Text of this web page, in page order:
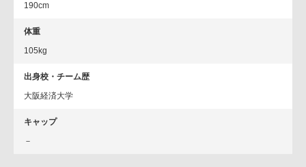
190cm
体重
105kg
出身校・チーム歴
大阪経済大学
キャップ
－